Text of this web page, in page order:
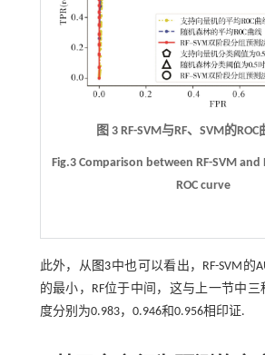
图 3 RF-SVM与RF、SVM的
Fig.3 Comparison between RF-SVM and
ROC curve
此外，从图3中也可以看出，RF-SVM的
的最小，RF位于中间，这与上一节中
度分别为0.983，0.946和0.956相印证.